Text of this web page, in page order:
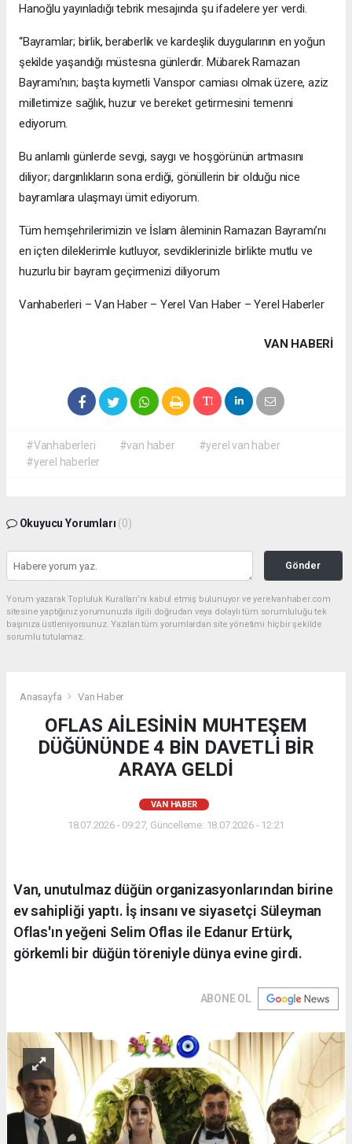
Hanoğlu yayınladığı tebrik mesajında şu ifadelere yer verdi.
“Bayramlar; birlik, beraberlik ve kardeşlik duygularının en yoğun
şekilde yaşandığı müstesna günlerdir. Mübarek Ramazan
Bayramı’nın; başta kıymetli Vanspor camiası olmak üzere, aziz
milletimize sağlık, huzur ve bereket getirmesini temenni
ediyorum.
Bu anlamlı günlerde sevgi, saygı ve hoşgörünün artmasını
diliyor; dargınlıkların sona erdiği, gönüllerin bir olduğu nice
bayramlara ulaşmayı ümit ediyorum.
Tüm hemşehrilerimizin ve İslam âleminin Ramazan Bayramı’nı
en içten dileklerimle kutluyor, sevdiklerinizle birlikte mutlu ve
huzurlu bir bayram geçirmenizi diliyorum
Vanhaberleri – Van Haber – Yerel Van Haber – Yerel Haberler
VAN HABERİ
#Vanhaberleri #van haber
#yerel van haber
#yerel haberler
Okuyucu Yorumları (0)
Gönder
Yorum yazarak Topluluk Kuralları’nı kabul etmiş bulunuyor ve yerelvanhaber.com
sitesine yaptığınız yorumunuzla ilgili doğrudan veya dolaylı tüm sorumluluğu tek
başınıza üstleniyorsunuz. Yazılan tüm yorumlardan site yönetimi hiçbir şekilde
sorumlu tutulamaz.
Anasayfa Van Haber
OFLAS AİLESİNİN MUHTEŞEM
DÜĞÜNÜNDE 4 BİN DAVETLİ BİR
ARAYA GELDİ
VAN HABER
18.07.2026 - 09:27, Güncelleme: 18.07.2026 - 12:21
Van, unutulmaz düğün organizasyonlarından birine
ev sahipliği yaptı. İş insanı ve siyasetçi Süleyman
Oflas'ın yeğeni Selim Oflas ile Edanur Ertürk,
görkemli bir düğün töreniyle dünya evine girdi.
ABONE OL